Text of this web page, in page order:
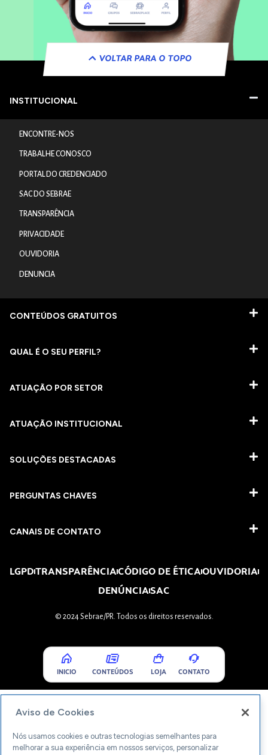
VOLTAR PARA O TOPO
INSTITUCIONAL
ENCONTRE-NOS
TRABALHE CONOSCO
PORTAL DO CREDENCIADO
SAC DO SEBRAE
TRANSPARÊNCIA
PRIVACIDADE
OUVIDORIA
DENUNCIA
CONTEÚDOS GRATUITOS
QUAL É O SEU PERFIL?
ATUAÇÃO POR SETOR
ATUAÇÃO INSTITUCIONAL
SOLUÇÕES DESTACADAS
PERGUNTAS CHAVES​
CANAIS DE CONTATO
LGPDTRANSPARÊNCIACÓDIGO DE ÉTICAOUVIDORIA
DENÚNCIASAC
© 2024 Sebrae/PR. Todos os direitos reservados.
INICIO CONTEÚDOS LOJA CONTATO
Aviso de Cookies
Nós usamos cookies e outras tecnologias semelhantes para
melhorar a sua experiência em nossos serviços, personalizar